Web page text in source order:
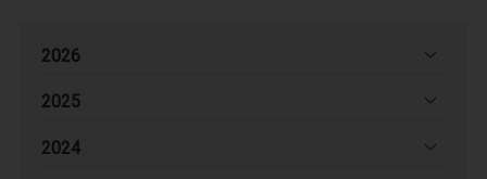
2026
2025
2024